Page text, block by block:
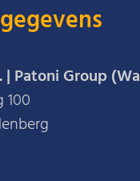
| Patoni Group
100